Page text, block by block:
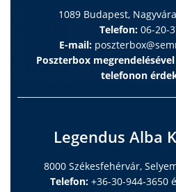
1089 Budapest,
Telefon: 06-20-
E-mail:
Poszterbox
telefonon
Legendus Alba
8000 Székesfehérvár,
Telefon: +36-30-944-3650